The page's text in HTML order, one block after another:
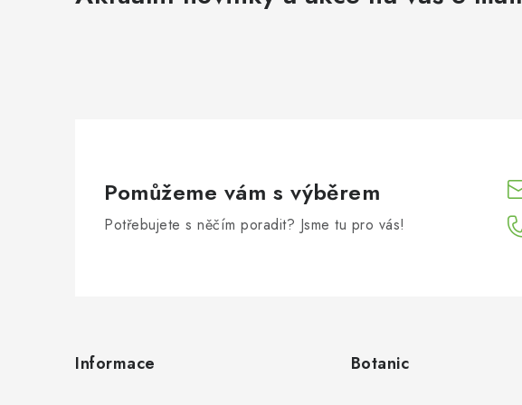
Pomůžeme vám s výběrem
Potřebujete s něčím poradit? Jsme tu pro vás!
Informace Botanic